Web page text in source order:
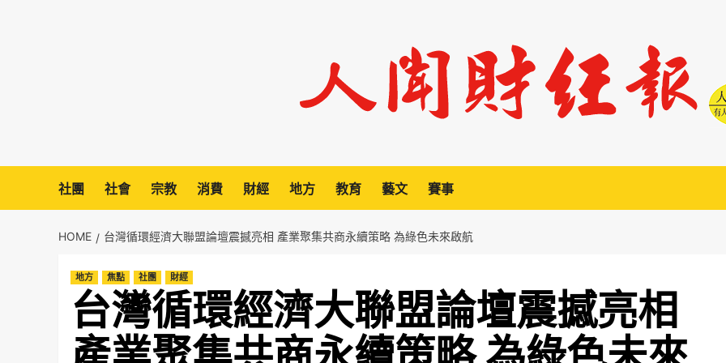
社團 社會 宗教 消費 財經 地方 教育 藝文 賽事
HOME 台灣循環經濟大聯盟論壇震撼亮相 產業聚集共商永續策略 為綠色未來啟航
地方 焦點 社團 財經
台灣循環經濟大聯盟論壇震撼亮相